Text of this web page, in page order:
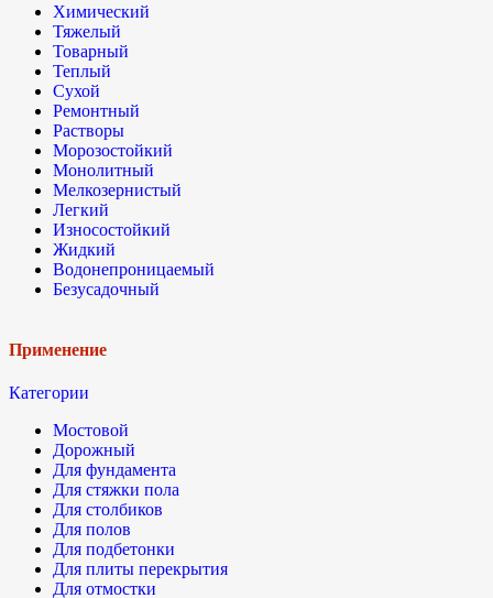
Химический
Тяжелый
Товарный
Теплый
Сухой
Ремонтный
Растворы
Морозостойкий
Монолитный
Мелкозернистый
Легкий
Износостойкий
Жидкий
Водонепроницаемый
Безусадочный
Применение
Категории
Мостовой
Дорожный
Для фундамента
Для стяжки пола
Для столбиков
Для полов
Для подбетонки
Для плиты перекрытия
Для отмостки